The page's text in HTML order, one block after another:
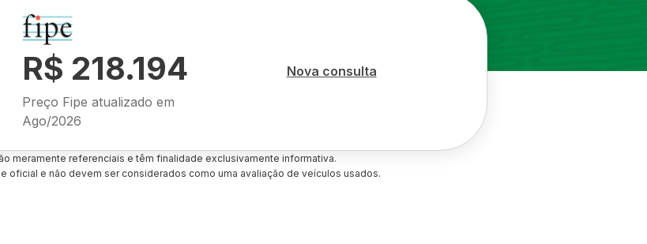
R$ 218.194
Preço Fipe atualizado em
Ago/2026
Nova consulta
meramente referenciais e têm finalidade exclusivamente informativa.
oficial e não devem ser considerados como uma avaliação de veículos usados.